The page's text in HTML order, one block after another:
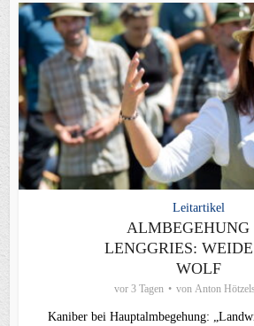
Leitartikel
ALMBEGEHUNG
LENGGRIES:
WOLF
vor 3 Tagen von Anton
Kaniber bei Hauptalmbegehung: